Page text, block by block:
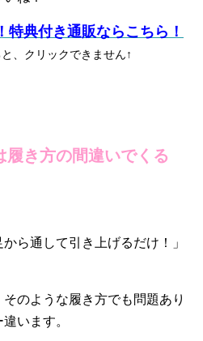
典付き通販ならこちら！
、クリックできません↑
履き方の間違いでくる
ら通して引き上げるだけ！」
のような履き方でも問題あり
います。